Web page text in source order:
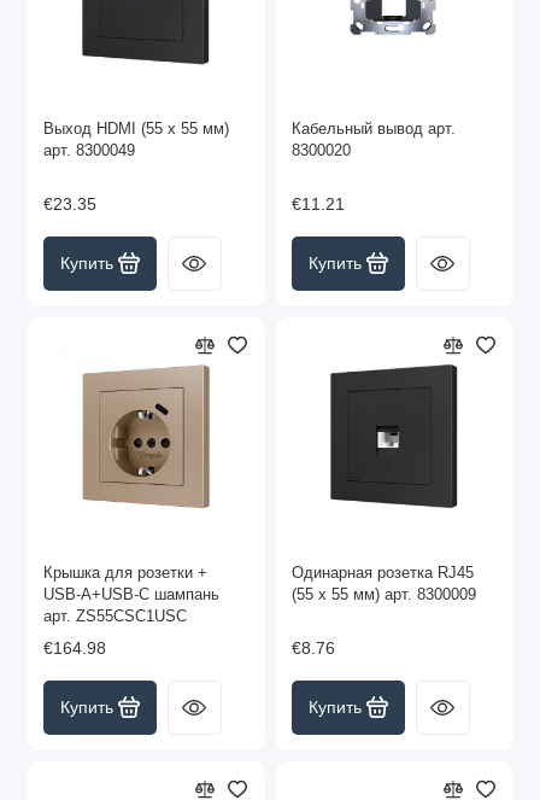
Выход HDMI (55 х 55 мм)
арт. 8300049
€23.35
Купить
Кабельный вывод арт.
8300020
€11.21
Купить
Крышка для розетки +
USB-A+USB-C шампань
арт. ZS55CSC1USC
€164.98
Купить
Одинарная розетка RJ45
(55 x 55 мм) арт. 8300009
€8.76
Купить